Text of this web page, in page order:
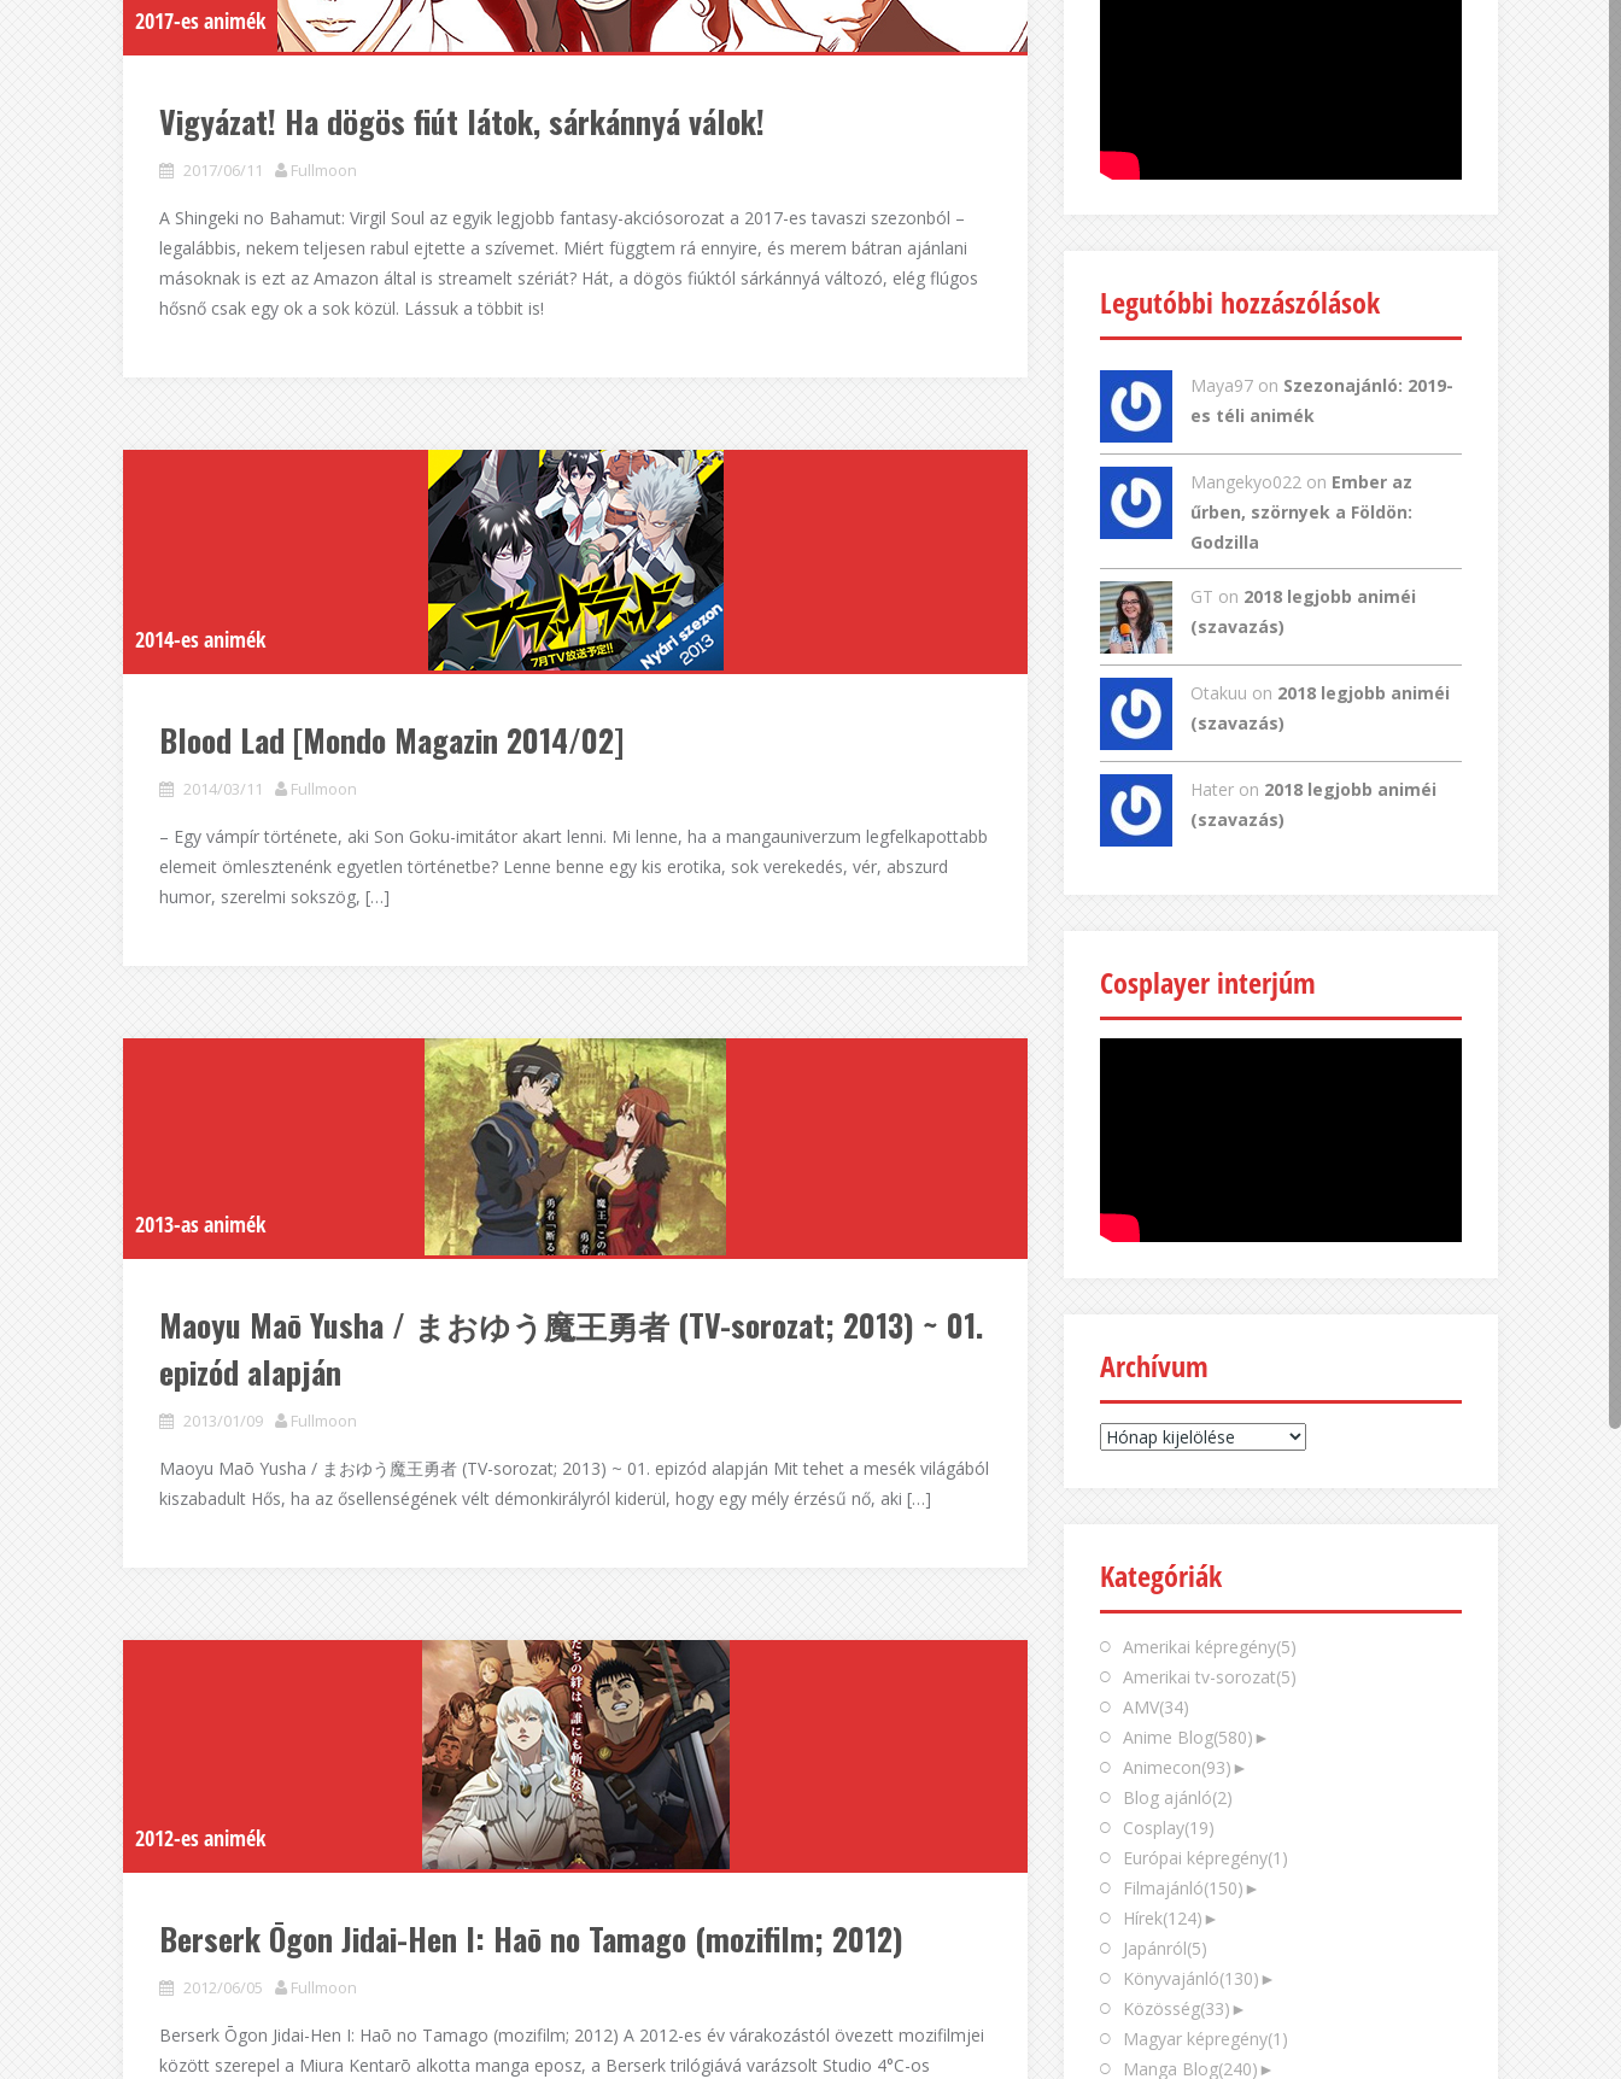
2017-es animék
Vigyázat! Ha dögös fiút látok, sárkánnyá válok!
2017/06/11 Fullmoon
A Shingeki no Bahamut: Virgil Soul az egyik legjobb fantasy-akciósorozat a 2017-es tavaszi szezonból –
legalábbis, nekem teljesen rabul ejtette a szívemet. Miért függtem rá ennyire, és merem bátran ajánlani
másoknak is ezt az Amazon által is streamelt szériát? Hát, a dögös fiúktól sárkánnyá változó, elég flúgos
hősnő csak egy ok a sok közül. Lássuk a többit is!
2014-es animék
Blood Lad [Mondo Magazin 2014/02]
2014/03/11 Fullmoon
– Egy vámpír története, aki Son Goku-imitátor akart lenni. Mi lenne, ha a mangauniverzum legfelkapottabb
elemeit ömlesztenénk egyetlen történetbe? Lenne benne egy kis erotika, sok verekedés, vér, abszurd
humor, szerelmi sokszög, […]
2013-as animék
Maoyu Maō Yusha / まおゆう魔王勇者 (TV-sorozat; 2013) ~ 01.
epizód alapján
2013/01/09 Fullmoon
Maoyu Maō Yusha / まおゆう魔王勇者 (TV-sorozat; 2013) ~ 01. epizód alapján Mit tehet a mesék világából
kiszabadult Hős, ha az ősellenségének vélt démonkirályról kiderül, hogy egy mély érzésű nő, aki […]
2012-es animék
Berserk Ōgon Jidai-Hen I: Haō no Tamago (mozifilm; 2012)
2012/06/05 Fullmoon
Berserk Ōgon Jidai-Hen I: Haō no Tamago (mozifilm; 2012) A 2012-es év várakozástól övezett mozifilmjei
között szerepel a Miura Kentarō alkotta manga eposz, a Berserk trilógiává varázsolt Studio 4°C-os
Legutóbbi hozzászólások
Maya97 on Szezonajánló: 2019-
es téli animék
Mangekyo022 on Ember az
űrben, szörnyek a Földön:
Godzilla
GT on 2018 legjobb animéi
(szavazás)
Otakuu on 2018 legjobb animéi
(szavazás)
Hater on 2018 legjobb animéi
(szavazás)
Cosplayer interjúm
Archívum
Archívum
Kategóriák
Amerikai képregény(5)
Amerikai tv-sorozat(5)
AMV(34)
Anime Blog(580) ►
Animecon(93) ►
Blog ajánló(2)
Cosplay(19)
Európai képregény(1)
Filmajánló(150) ►
Hírek(124) ►
Japánról(5)
Könyvajánló(130) ►
Közösség(33) ►
Magyar képregény(1)
Manga Blog(240) ►